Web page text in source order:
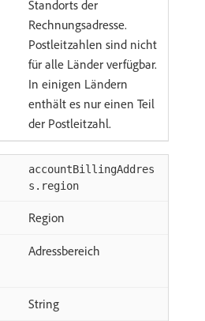
Standorts der
Rechnungsadresse.
Postleitzahlen sind nicht
für alle Länder verfügbar.
In einigen Ländern
enthält es nur einen Teil
der Postleitzahl.
accountBillingAddres
s.region
Region
Adressbereich
String